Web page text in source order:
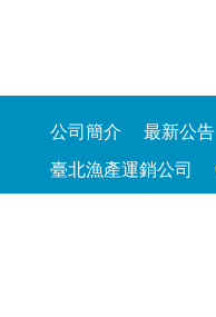
公司簡介 最新公告
臺北漁產運銷公司